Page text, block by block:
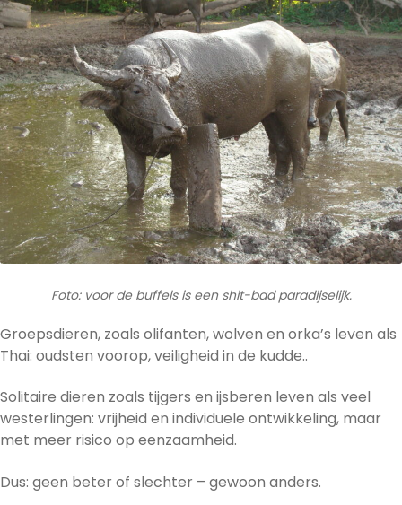
Foto: voor de buffels is een shit-bad paradijselijk.
Groepsdieren, zoals olifanten, wolven en orka’s leven als
Thai: oudsten voorop, veiligheid in de kudde..
Solitaire dieren zoals tijgers en ijsberen leven als veel
westerlingen: vrijheid en individuele ontwikkeling, maar
met meer risico op eenzaamheid.
Dus: geen beter of slechter – gewoon anders.